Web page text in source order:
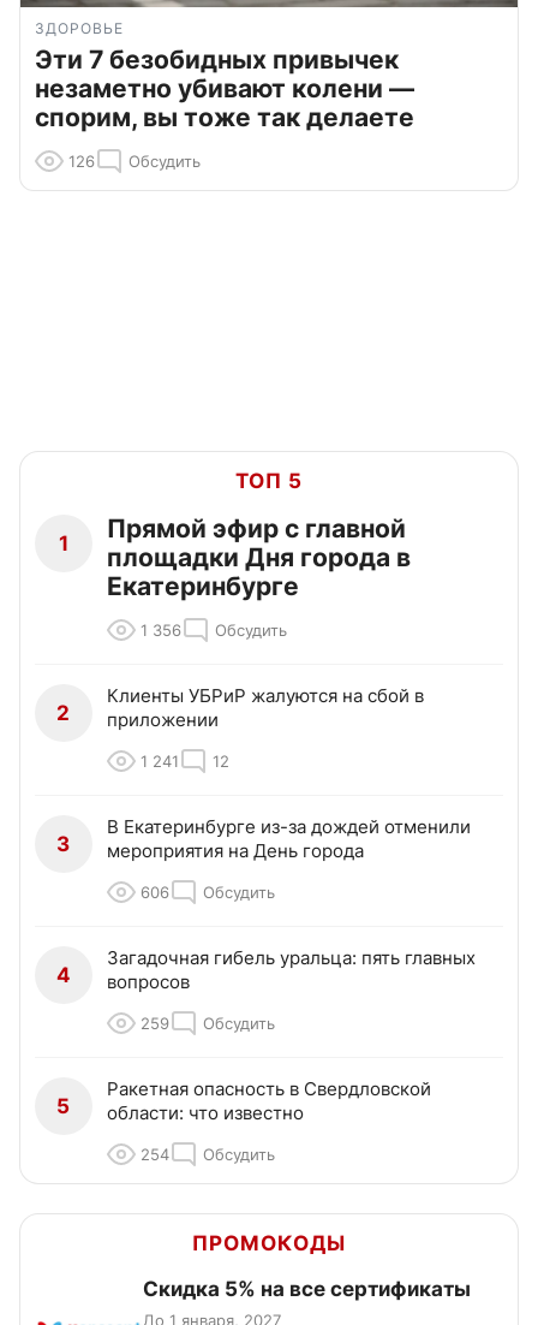
ЗДОРОВЬЕ
Эти 7 безобидных привычек
незаметно убивают колени —
спорим, вы тоже так делаете
126 Обсудить
ТОП 5
1
Прямой эфир с главной
площадки Дня города в
Екатеринбурге
1 356 Обсудить
2
Клиенты УБРиР жалуются на сбой в
приложении
1 241 12
3
В Екатеринбурге из-за дождей отменили
мероприятия на День города
606 Обсудить
4
Загадочная гибель уральца: пять главных
вопросов
259 Обсудить
5
Ракетная опасность в Свердловской
области: что известно
254 Обсудить
ПРОМОКОДЫ
Скидка 5% на все сертификаты
До 1 января, 2027